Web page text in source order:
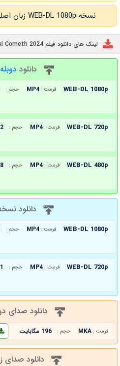
نسخه WEB-DL 1080p زبان اصلی
لینک های دانلود فیلم Teki Cometh 2024
دانلود
WEB-DL 1080p فرمت : MP4 حجم :
WEB-DL 720p فرمت : MP4 حجم : 1.2
WEB-DL 480p فرمت : MP4 حجم :
دانلود
WEB-DL 1080p فرمت : MP4 حجم :
WEB-DL 720p فرمت : MP4 حجم :
دانلود صدای
فرمت : MKA حجم : 196 مگابایت
دانلود صدای